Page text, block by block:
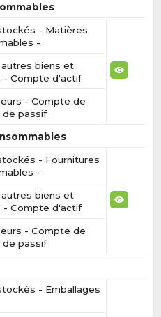
- Matières
-
autres biens et
- Compte d'actif
- Compte de
de passif
- Fournitures
-
autres biens et
- Compte d'actif
- Compte de
de passif
- Emballages